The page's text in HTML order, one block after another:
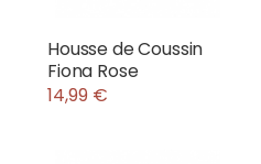
Housse de Coussin
Fiona Rose
14,99 €